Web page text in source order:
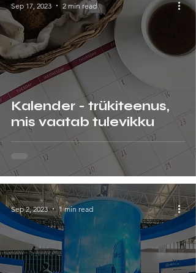
Kalender - trükiteenus,
mis vaatab tulevikku
Sep 17, 2023 2 min read
Sep 2, 2023 1 min read